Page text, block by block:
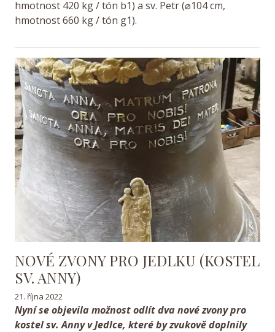
hmotnost 420 kg / tón b1) a sv. Petr (⌀104 cm,
hmotnost 660 kg / tón g1).
NOVÉ ZVONY PRO JEDLKU (KOSTEL
SV. ANNY)
21. října 2022
Nyní se objevila možnost odlít dva nové zvony pro
kostel sv. Anny v Jedlce, které by zvukově doplnily